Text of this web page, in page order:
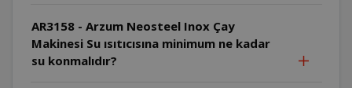
AR3158 - Arzum Neosteel Inox Çay
Makinesi Su ısıtıcısına minimum ne kadar
su konmalıdır?